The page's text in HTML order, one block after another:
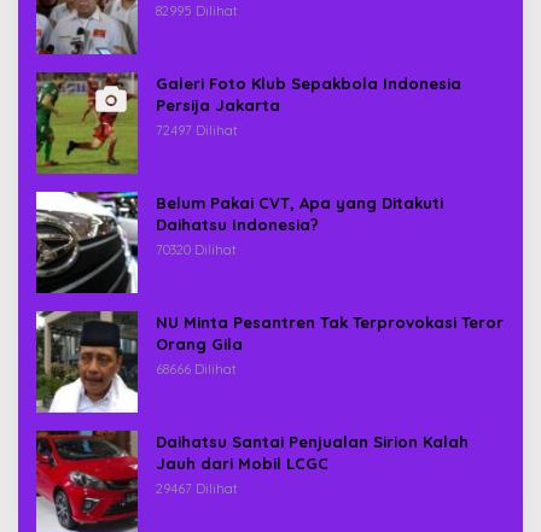
82995 Dilihat
Galeri Foto Klub Sepakbola Indonesia
Persija Jakarta
72497 Dilihat
Belum Pakai CVT, Apa yang Ditakuti
Daihatsu Indonesia?
70320 Dilihat
NU Minta Pesantren Tak Terprovokasi Teror
Orang Gila
68666 Dilihat
Daihatsu Santai Penjualan Sirion Kalah
Jauh dari Mobil LCGC
29467 Dilihat